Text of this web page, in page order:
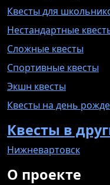
Квесты для
Нестандартные
Сложные квесты
Спортивные квесты
Экшн квесты
Квесты на день
Квесты в
Нижневартовск
О проекте